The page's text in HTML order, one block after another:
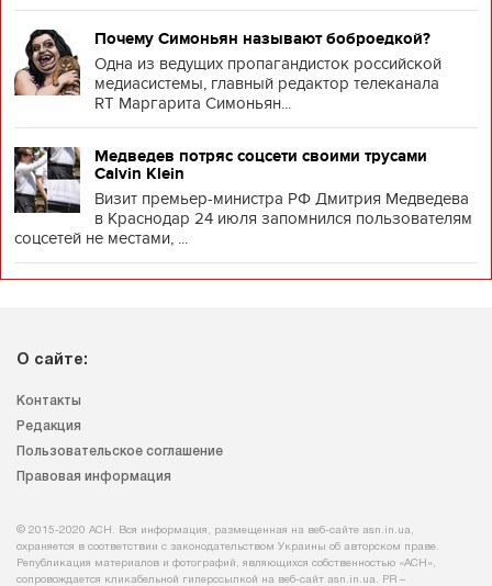
Почему Симоньян называют боброедкой?
Одна из ведущих пропагандисток российской
медиасистемы, главный редактор телеканала
RT Маргарита Симоньян...
Медведев потряс соцсети своими трусами
Calvin Klein
Визит премьер-министра РФ Дмитрия Медведева
в Краснодар 24 июля запомнился пользователям
соцсетей не местами, ...
О сайте:
Контакты
Редакция
Пользовательское соглашение
Правовая информация
© 2015-2020 АСН. Вся информация, размещенная на веб-сайте asn.in.ua,
охраняется в соответствии с законодательством Украины об авторском праве.
Републикация материалов и фотографий, являющихся собственностью «АСН»,
сопровождается кликабельной гиперссылкой на веб-сайт asn.іn.ua. PR –